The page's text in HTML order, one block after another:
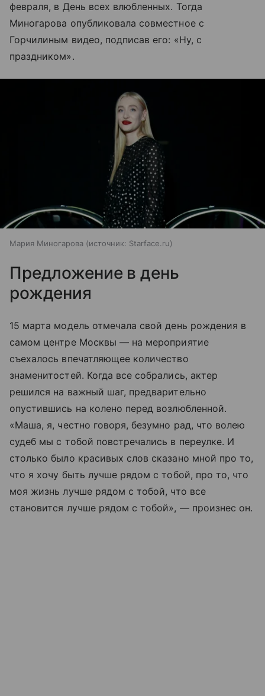
февраля, в День всех влюбленных. Тогда
Миногарова опубликовала совместное с
Горчилиным видео, подписав его: «Ну, с
праздником».
Мария Миногарова источник: Starface.ru
Предложение в день
рождения
15 марта модель отмечала свой день рождения в
самом центре Москвы — на мероприятие
съехалось впечатляющее количество
знаменитостей. Когда все собрались, актер
решился на важный шаг, предварительно
опустившись на колено перед возлюбленной.
«Маша, я, честно говоря, безумно рад, что волею
судеб мы с тобой повстречались в переулке. И
столько было красивых слов сказано мной про то,
что я хочу быть лучше рядом с тобой, про то, что
моя жизнь лучше рядом с тобой, что все
становится лучше рядом с тобой», — произнес он.